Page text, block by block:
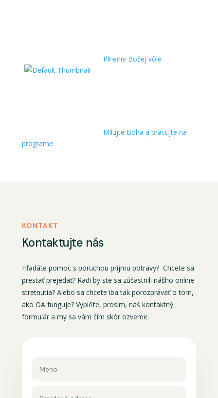
Plnenie Božej vôle
Milujte Boha a pracujte na
programe
KONTAKT
Kontaktujte nás
Hľadáte pomoc s poruchou príjmu potravy? Chcete sa
prestať prejedať? Radi by ste sa zúčastnili nášho online
stretnutia? Alebo sa chcete iba tak porozprávať o tom,
ako OA funguje? Vyplňte, prosím, náš kontaktný
formulár a my sa vám čím skôr ozveme.